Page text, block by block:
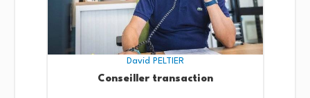
David PELTIER
Conseiller transaction